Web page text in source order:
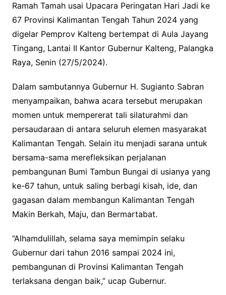
Ramah Tamah usai Upacara Peringatan Hari Jadi ke
67 Provinsi Kalimantan Tengah Tahun 2024 yang
digelar Pemprov Kalteng bertempat di Aula Jayang
Tingang, Lantai II Kantor Gubernur Kalteng, Palangka
Raya, Senin (27/5/2024).
Dalam sambutannya Gubernur H. Sugianto Sabran
menyampaikan, bahwa acara tersebut merupakan
momen untuk mempererat tali silaturahmi dan
persaudaraan di antara seluruh elemen masyarakat
Kalimantan Tengah. Selain itu menjadi sarana untuk
bersama-sama merefleksikan perjalanan
pembangunan Bumi Tambun Bungai di usianya yang
ke-67 tahun, untuk saling berbagi kisah, ide, dan
gagasan dalam membangun Kalimantan Tengah
Makin Berkah, Maju, dan Bermartabat.
“Alhamdulillah, selama saya memimpin selaku
Gubernur dari tahun 2016 sampai 2024 ini,
pembangunan di Provinsi Kalimantan Tengah
terlaksana dengan baik,” ucap Gubernur.